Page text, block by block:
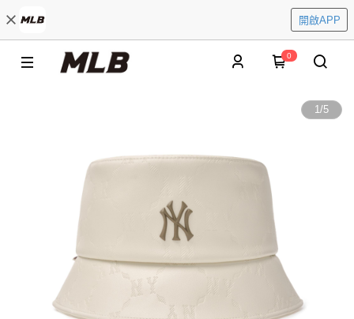
開啟APP
0
1/5